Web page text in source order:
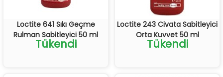
Loctite 641 Sıkı Geçme
Rulman Sabitleyici 50 ml
Tükendi
Loctite 243 Civata Sabitleyici
Orta Kuvvet 50 ml
Tükendi